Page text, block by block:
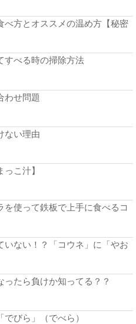
べ方とオススメの温め方【秘密
すべる時の掃除方法
わせ問題
ない理由
こ汁】
を使って鉄板で上手に食べるコ
いない！？「コウネ」に「やお
たら負けか知ってる？？
びら」（でべら）